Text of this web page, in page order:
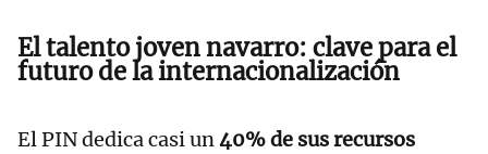
El talento joven navarro: clave para el
futuro de la internacionalización
El PIN dedica casi un40% de sus recursos